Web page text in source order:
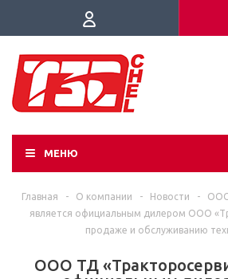
МЕНЮ
Главная - О компании - Новости -
ООО
является официальным дилером ООО
продаже и обслуживанию
ООО ТД